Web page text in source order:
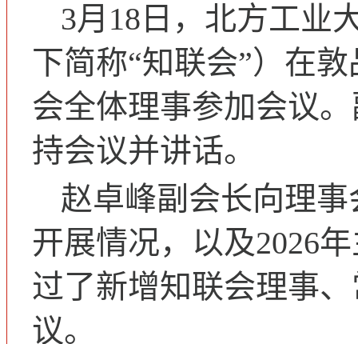
3月18日，北方工业
下简称“知联会”）在
会全体理事参加会议
持会议并讲话。
赵卓峰副会长向理
开展情况，以及2026
过了新增知联会理事
议。